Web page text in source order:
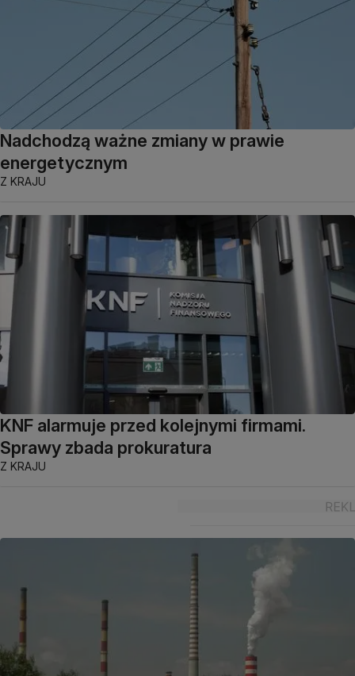
Nadchodzą ważne zmiany w prawie
energetycznym
Z KRAJU
KNF alarmuje przed kolejnymi firmami.
Sprawy zbada prokuratura
Z KRAJU